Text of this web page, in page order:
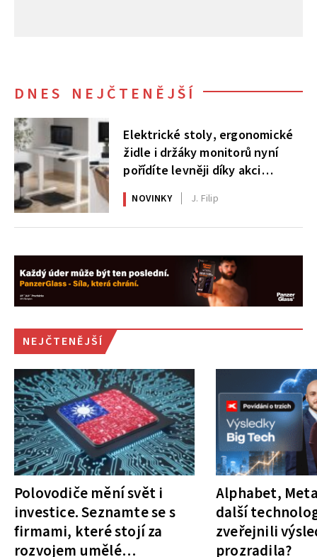
DNES NEJČTENĚJŠÍ
Elektrické stoly, ergonomické
židle i držáky monitorů nyní
pořídíte levněji díky akci
AlzaErgo
NOVINKY J. Filip
NEJČTENĚJŠÍ
Polovodiče mění svět i
investice. Seznamte se s
firmami, které stojí za
rozvojem umělé
Alphabet,
další
zveřejnili
prozradila?